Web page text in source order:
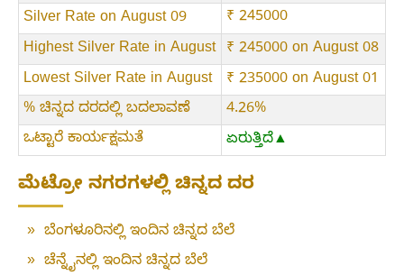
Silver Rate on August 09
₹ 245000
Highest Silver Rate in August ₹ 245000 on August 08
Lowest Silver Rate in August
₹ 235000 on August 01
% ಚಿನ್ನದ ದರದಲ್ಲಿ ಬದಲಾವಣೆ
4.26%
ಒಟ್ಟಾರೆ ಕಾರ್ಯಕ್ಷಮತೆ
ಏರುತ್ತಿದೆ▲
ಮೆಟ್ರೋ ನಗರಗಳಲ್ಲಿ ಚಿನ್ನದ ದರ
» ಬೆಂಗಳೂರಿನಲ್ಲಿ ಇಂದಿನ ಚಿನ್ನದ ಬೆಲೆ
» ಚೆನ್ನೈನಲ್ಲಿ ಇಂದಿನ ಚಿನ್ನದ ಬೆಲೆ